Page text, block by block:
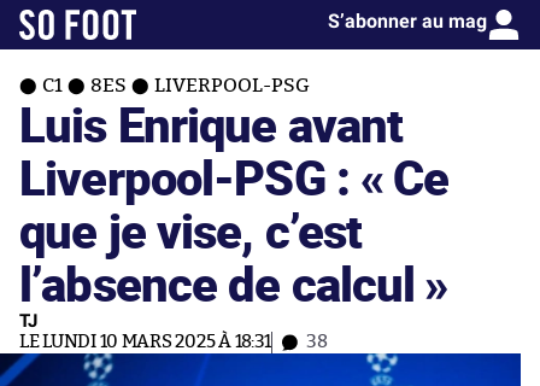
S’abonner au mag
C1 8ES LIVERPOOL-PSG
Luis Enrique avant
Liverpool-PSG : « Ce
que je vise, c’est
l’absence de calcul »
TJ
LE LUNDI 10 MARS 2025 À 18:31 38